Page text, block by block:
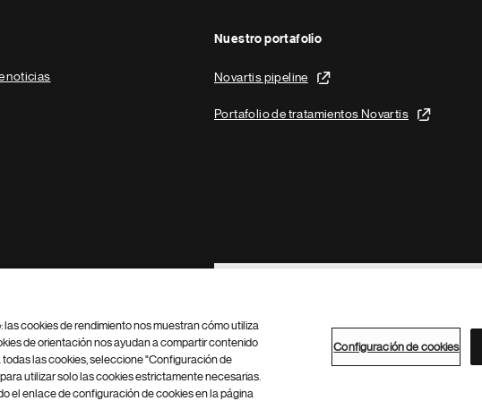
noticias
Nuestro portafolio
Novartis pipeline
Portafolio de tratamientos Novartis
Footer Site Search
Configuración de cookies Mapa del sitio
cookies de rendimiento nos muestran cómo utiliza
de orientación nos ayudan a compartir contenido
las cookies, seleccione "Configuración de
utilizar solo las cookies estrictamente necesarias.
el enlace de configuración de cookies en la página
Configuración de cookies